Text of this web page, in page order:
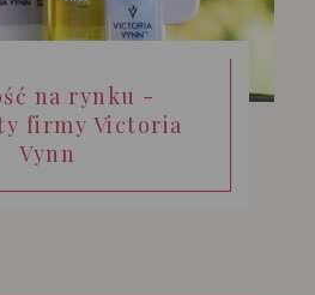
na rynku -
firmy Victoria
Vynn